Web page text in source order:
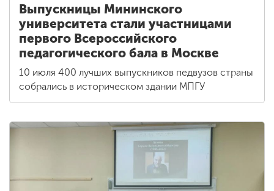
Выпускницы Мининского
университета стали участницами
первого Всероссийского
педагогического бала в Москве
10 июля 400 лучших выпускников педвузов страны
собрались в историческом здании МПГУ